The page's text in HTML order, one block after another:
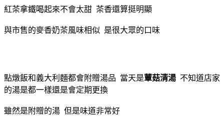
紅茶拿鐵喝起來不會太甜 茶香還算挺明顯
與市售的麥香奶茶風味相似 是很大眾的口味
點燉飯和義大利麵都會附贈湯品 當天是蕈菇清湯 不知道店家
的湯是都一樣還是會定期更換
雖然是附贈的湯 但是味道非常好